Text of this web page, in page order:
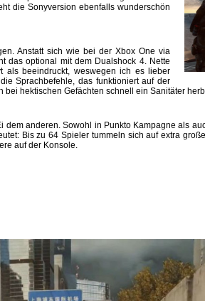
die Sonyversion ebenfalls wunderschön
Anstatt sich wie bei der Xbox One via
das optional mit dem Dualshock 4. Nette
als beeindruckt, weswegen ich es lieber
Sprachbefehle, das funktioniert auf der
bei hektischen Gefächten schnell ein Sanitäter
dem anderen. Sowohl in Punkto Kampagne als
Bis zu 64 Spieler tummeln sich auf extra
auf der Konsole.